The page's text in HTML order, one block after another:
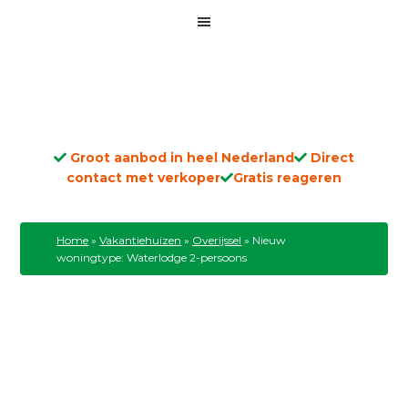
Groot aanbod in heel Nederland
Direct
contact met verkoper
Gratis reageren
Home »Vakantiehuizen » Overijssel » Nieuw
woningtype: Waterlodge 2-persoons